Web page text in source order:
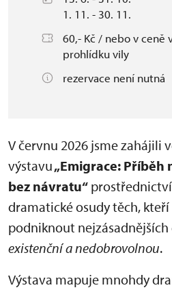
1. 11. - 30. 11.
60,- Kč / nebo v ceně
prohlídku vily
rezervace není nutná
V červnu 2026 jsme zahájili
výstavu„Emigrace:
bez návratu“
dramatické osudy těch,
podniknout
existenční a nedobrovolnou.
Výstava mapuje mnohdy